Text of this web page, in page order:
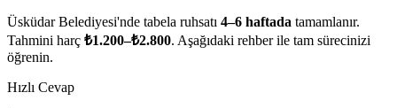
ÜsküdarBelediyesi'nde tabela ruhsatı 4–6 haftada tamamlanır.
Tahmini harç ₺1.200–₺2.800. Aşağıdaki rehber ile tam sürecinizi
öğrenin.
Hızlı Cevap